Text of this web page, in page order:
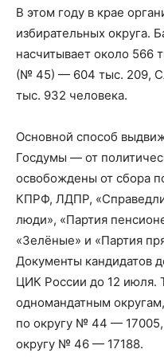
В этом году в крае
избирательных округа.
насчитывает около 566
(№ 45) — 604 тыс. 209,
тыс. 932 человека.
Основной способ
Госдумы — от
освобождены от сбора
КПРФ, ЛДПР,
люди», «Партия
«Зелёные» и «Партия
Документы кандидатов
ЦИК России до 12 июля.
одномандатным
по округу № 44 —
округу № 46 — 17188.